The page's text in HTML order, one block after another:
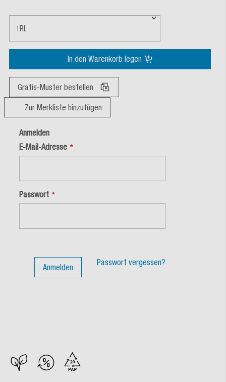
1Rl.
In den Warenkorb legen
Gratis-Muster bestellen
Zur Merkliste hinzufügen
Anmelden
E-Mail-Adresse
Passwort
Anmelden
Passwort vergessen?